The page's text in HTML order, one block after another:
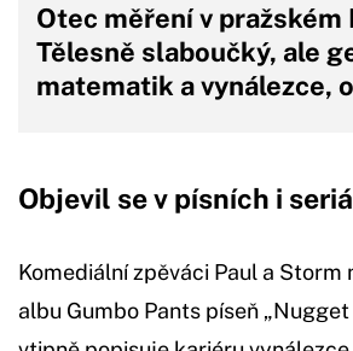
Otec měření v
Tělesně slaboučký, ale
matematik a vynálezce,
Objevil se v písních i
Komediální zpěváci Paul a Storm
albu Gumbo Pants píseň